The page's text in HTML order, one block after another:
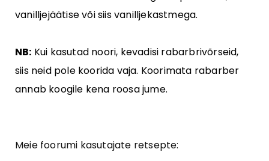
vanilljejäätise või siis vanilljekastmega.
NB: Kui kasutad noori, kevadisi rabarbrivõrseid,
siis neid pole koorida vaja. Koorimata rabarber
annab koogile kena roosa jume.
Meie foorumi kasutajate retsepte: